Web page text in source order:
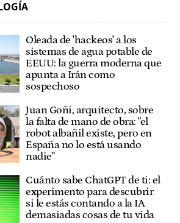
Oleada de 'hackeos' a los
sistemas de agua potable de
EEUU: la guerra moderna que
apunta a Irán como
sospechoso
Juan Goñi, arquitecto, sobre
la falta de mano de obra: "el
robot albañil existe, pero en
España no lo está usando
nadie"
Cuánto sabe ChatGPT de ti: el
experimento para descubrir
si le estás contando a la IA
demasiadas cosas de tu vida